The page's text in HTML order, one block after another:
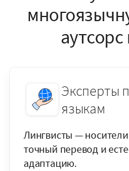
Эксперты
языкам
Лингвисты —
точный перевод и
адаптацию.